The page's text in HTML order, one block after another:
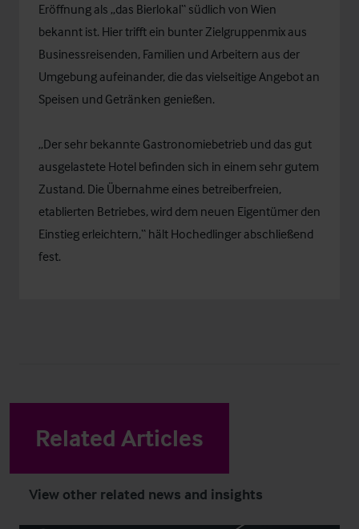
Eröffnung als „das Bierlokal“ südlich von Wien
bekannt ist. Hier trifft ein bunter Zielgruppenmix aus
Businessreisenden, Familien und Arbeitern aus der
Umgebung aufeinander, die das vielseitige Angebot an
Speisen und Getränken genießen.
„Der sehr bekannte Gastronomiebetrieb und das gut
ausgelastete Hotel befinden sich in einem sehr gutem
Zustand. Die Übernahme eines betreiberfreien,
etablierten Betriebes, wird dem neuen Eigentümer den
Einstieg erleichtern,“ hält Hochedlinger abschließend
fest.
Related Articles
View other related news and insights